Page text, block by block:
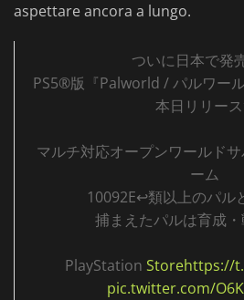
aspettare ancora a lungo.
ついに日本で発
PS5®版『Palworld / パルワー
本日リリース
マルチ対応オープンワールド
ーム
10092E↩類以上のパル
捕まえたパルは育成
PlayStation Storehttps://
pic.twitter.com/